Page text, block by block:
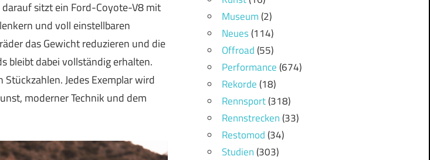
sitzt ein Ford-Coyote-V8 mit
und voll einstellbaren
das Gewicht reduzieren und die
bleibt dabei vollständig erhalten.
Jedes Exemplar wird
moderner Technik und dem
Museum(2)
Neues(114)
Offroad(55)
Performance(674)
Rekorde(18)
Rennsport(318)
Rennstrecken(33)
Restomod(34)
Studien(303)